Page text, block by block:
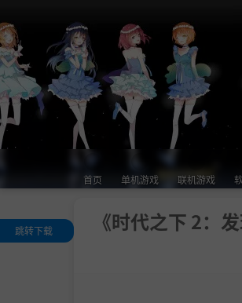
首页 单机游戏 联机游戏
《时代之下 2：
跳转下载